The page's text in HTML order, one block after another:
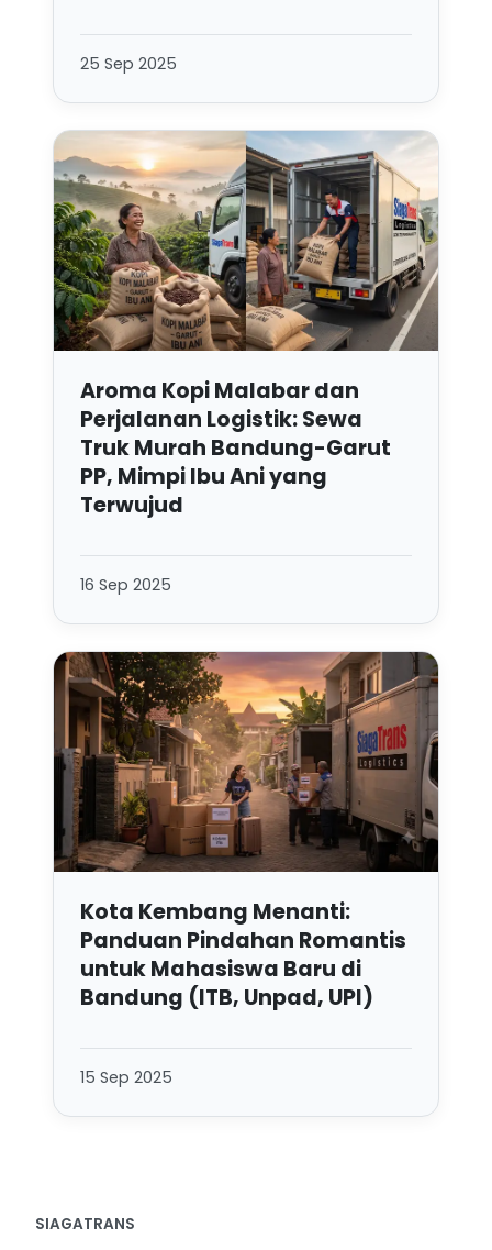
25 Sep 2025
Aroma Kopi Malabar dan
Perjalanan Logistik: Sewa
Truk Murah Bandung-Garut
PP, Mimpi Ibu Ani yang
Terwujud
16 Sep 2025
Kota Kembang Menanti:
Panduan Pindahan Romantis
untuk Mahasiswa Baru di
Bandung (ITB, Unpad, UPI)
15 Sep 2025
SIAGATRANS